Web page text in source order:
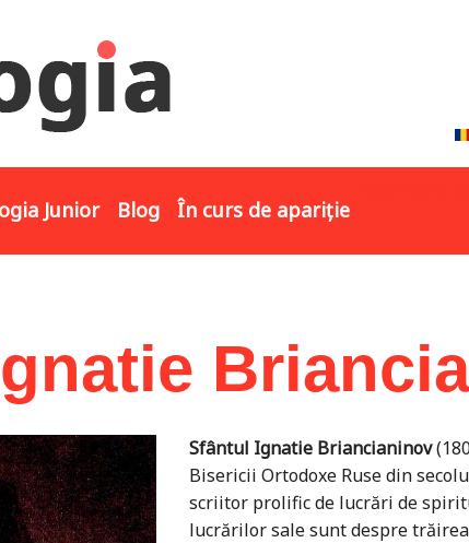
Junior Blog În curs de apariție
Sfântul Ignatie Briancianinov
Bisericii Ortodoxe Ruse din
scriitor prolific de lucrări de
lucrărilor sale sunt despre